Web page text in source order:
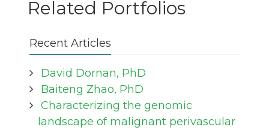
Related Portfolios
Recent Articles
David Dornan, PhD
Baiteng Zhao, PhD
Characterizing the genomic
landscape of malignant perivascular